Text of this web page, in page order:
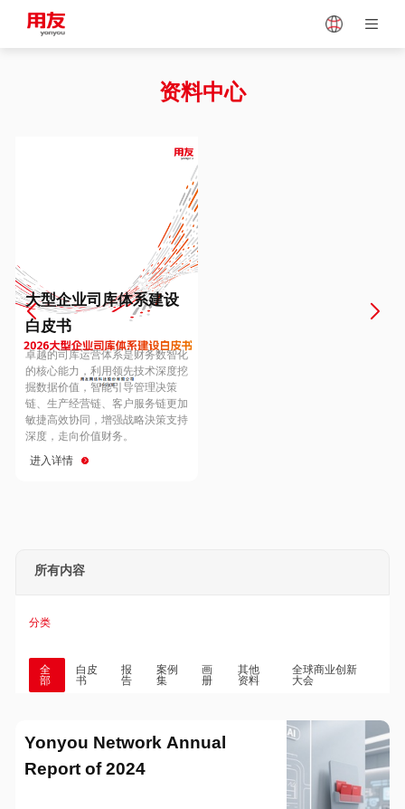
Vietnam
Europe
Hungary
Hong Kong
资料中心
大型企业司库体系建设
白皮书
卓越的司库运营体系是财务数智化
的核心能力，利用领先技术深度挖
掘数据价值，智能引导管理决策
链、生产经营链、客户服务链更加
敏捷高效协同，增强战略決策支持
深度，走向价值财务。
进入详情
所有内容
分类
全
部
白皮
书
报
告
案例
集
画
册
其他
资料
全球商业创新
大会
Yonyou Network Annual
Report of 2024